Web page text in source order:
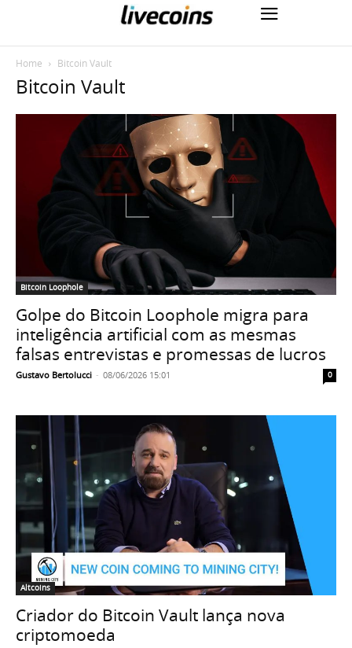
Home Bitcoin Vault
Bitcoin Vault
Bitcoin Loophole
Golpe do Bitcoin Loophole migra para
inteligência artificial com as mesmas
falsas entrevistas e promessas de lucros
Gustavo Bertolucci - 08/06/2026 15:01 0
Altcoins
Criador do Bitcoin Vault lança nova
criptomoeda